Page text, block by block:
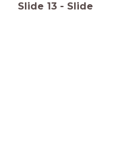
Slide 13 - Slide